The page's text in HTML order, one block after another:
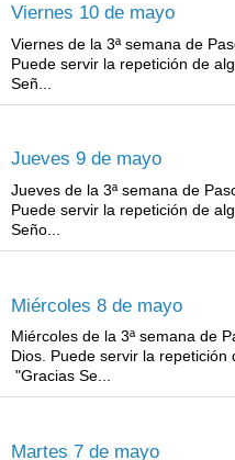
Viernes 10 de mayo
Viernes de la 3ª semana de
Puede servir la repetición de
Señ...
Jueves 9 de mayo
Jueves de la 3ª semana de
Puede servir la repetición de
Seño...
Miércoles 8 de mayo
Miércoles de la 3ª semana de
Dios. Puede servir la
"Gracias Se...
Martes 7 de mayo